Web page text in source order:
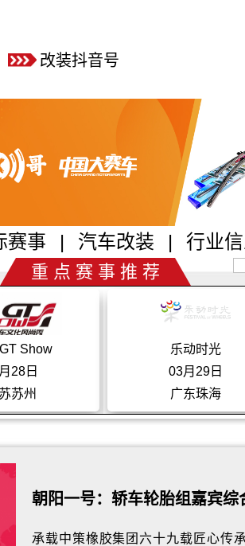
改装抖音号
赛事 | 汽车改装 | 行业
重 点 赛 事 推 荐
Show
28日
苏州
乐动时光
03月29日
广东珠海
朝阳一号：轿车轮胎组嘉宾
承载中策橡胶集团六十九载匠心传